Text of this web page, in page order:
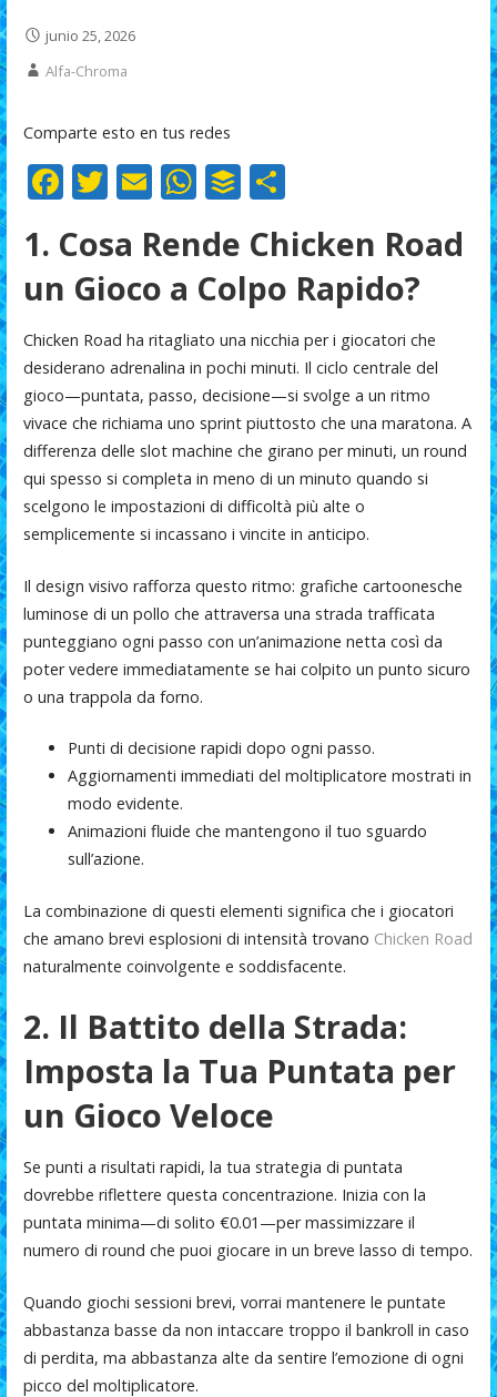
junio 25, 2026
Alfa-Chroma
Comparte esto en tus redes
F
e
b
o
k
T
itt
er
E
ai
l
W
at
s
A
p
p
B
f
er
C
m
p
ar
ti
r
1. Cosa Rende Chicken Road
un Gioco a Colpo Rapido?
Chicken Road ha ritagliato una nicchia per i giocatori che
desiderano adrenalina in pochi minuti. Il ciclo centrale del
gioco—puntata, passo, decisione—si svolge a un ritmo
vivace che richiama uno sprint piuttosto che una maratona. A
differenza delle slot machine che girano per minuti, un round
qui spesso si completa in meno di un minuto quando si
scelgono le impostazioni di difficoltà più alte o
semplicemente si incassano i vincite in anticipo.
Il design visivo rafforza questo ritmo: grafiche cartoonesche
luminose di un pollo che attraversa una strada trafficata
punteggiano ogni passo con un’animazione netta così da
poter vedere immediatamente se hai colpito un punto sicuro
o una trappola da forno.
Punti di decisione rapidi dopo ogni passo.
Aggiornamenti immediati del moltiplicatore mostrati in
modo evidente.
Animazioni fluide che mantengono il tuo sguardo
sull’azione.
La combinazione di questi elementi significa che i giocatori
che amano brevi esplosioni di intensità trovano Chicken Road
naturalmente coinvolgente e soddisfacente.
2. Il Battito della Strada:
Imposta la Tua Puntata per
un Gioco Veloce
Se punti a risultati rapidi, la tua strategia di puntata
dovrebbe riflettere questa concentrazione. Inizia con la
puntata minima—di solito €0.01—per massimizzare il
numero di round che puoi giocare in un breve lasso di tempo.
Quando giochi sessioni brevi, vorrai mantenere le puntate
abbastanza basse da non intaccare troppo il bankroll in caso
di perdita, ma abbastanza alte da sentire l’emozione di ogni
picco del moltiplicatore.